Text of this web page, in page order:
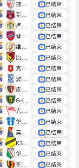
已结束
已结束
已结束
已结束
已结束
已结束
已结束
已结束
已结束
已结束
已结束
已结束
已结束
已结束
已结束
已结束